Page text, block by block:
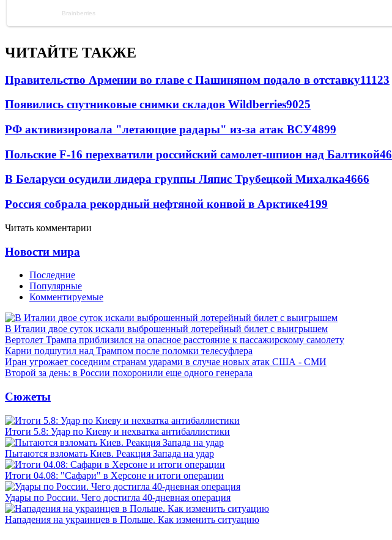
ЧИТАЙТЕ ТАКЖЕ
Правительство Армении во главе с Пашиняном подало в отставку11123
Появились спутниковые снимки складов Wildberries9025
РФ активизировала "летающие радары" из-за атак ВСУ4899
Польские F-16 перехватили российский самолет-шпион над Балтикой
В Беларуси осудили лидера группы Ляпис Трубецкой Михалка4666
Россия собрала рекордный нефтяной конвой в Арктике4199
Читать комментарии
Новости мира
Последние
Популярные
Комментируемые
В Италии двое суток искали выброшенный лотерейный билет с выигрышем
Вертолет Трампа приблизился на опасное расстояние к пассажирскому самолету
Карни подшутил над Трампом после поломки телесуфлера
Иран угрожает соседним странам ударами в случае новых атак США - СМИ
Второй за день: в России похоронили еще одного генерала
Сюжеты
Итоги 5.8: Удар по Киеву и нехватка антибаллистики
Пытаются взломать Киев. Реакция Запада на удар
Итоги 04.08: "Сафари" в Херсоне и итоги операции
Удары по России. Чего достигла 40-дневная операция
Нападения на украинцев в Польше. Как изменить ситуацию